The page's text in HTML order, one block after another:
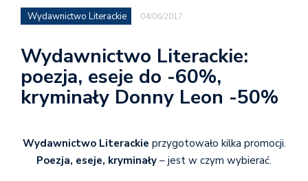
Wydawnictwo Literackie 04/06/2017
Wydawnictwo Literackie:
poezja, eseje do -60%,
kryminały Donny Leon -50%
Wydawnictwo Literackie przygotowało kilka promocji.
Poezja, eseje, kryminały – jest w czym wybierać.